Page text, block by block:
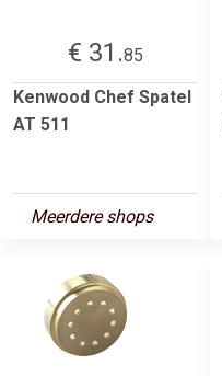
€ 31.85
Kenwood Chef Spatel
AT 511
Meerdere shops